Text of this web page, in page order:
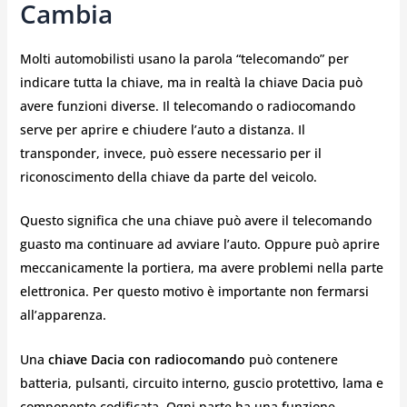
Cambia
Molti automobilisti usano la parola “telecomando” per
indicare tutta la chiave, ma in realtà la chiave Dacia può
avere funzioni diverse. Il telecomando o radiocomando
serve per aprire e chiudere l’auto a distanza. Il
transponder, invece, può essere necessario per il
riconoscimento della chiave da parte del veicolo.
Questo significa che una chiave può avere il telecomando
guasto ma continuare ad avviare l’auto. Oppure può aprire
meccanicamente la portiera, ma avere problemi nella parte
elettronica. Per questo motivo è importante non fermarsi
all’apparenza.
Una chiave Dacia con radiocomando può contenere
batteria, pulsanti, circuito interno, guscio protettivo, lama e